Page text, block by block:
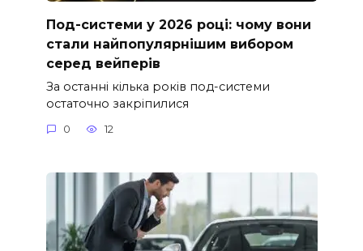
Под-системи у 2026 році: чому вони
стали найпопулярнішим вибором
серед вейперів
За останні кілька років под-системи
остаточно закріпилися
0 12